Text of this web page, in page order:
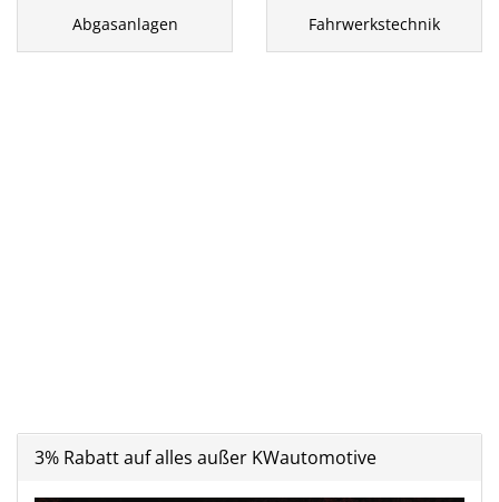
Abgasanlagen Fahrwerkstechnik
3% Rabatt auf alles außer KWautomotive